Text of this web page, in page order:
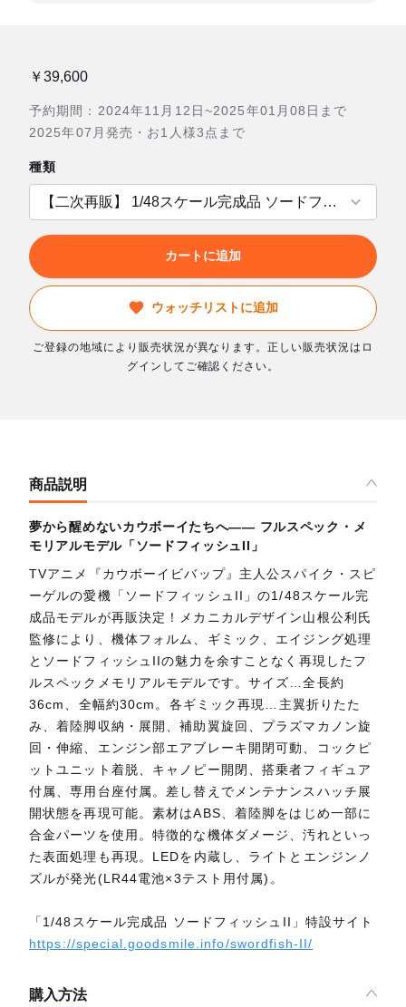
￥39,600
予約期間：2024年11月12日~2025年01月08日まで
2025年07月発売・お1人様3点まで
種類
カートに追加
ウォッチリストに追加
ご登録の地域により販売状況が異なります。正しい販売状況はロ
グインしてご確認ください。
商品説明
夢から醒めないカウボーイたちへ―― フルスペック・メ
モリアルモデル「ソードフィッシュII」
TVアニメ『カウボーイビバップ』主人公スパイク・スピ
ーゲルの愛機「ソードフィッシュII」の1/48スケール完
成品モデルが再販決定！メカニカルデザイン山根公利氏
監修により、機体フォルム、ギミック、エイジング処理
とソードフィッシュIIの魅力を余すことなく再現したフ
ルスペックメモリアルモデルです。サイズ…全長約
36cm、全幅約30cm。各ギミック再現…主翼折りたた
み、着陸脚収納・展開、補助翼旋回、プラズマカノン旋
回・伸縮、エンジン部エアブレーキ開閉可動、コックピ
ットユニット着脱、キャノピー開閉、搭乗者フィギュア
付属、専用台座付属。差し替えでメンテナンスハッチ展
開状態を再現可能。素材はABS、着陸脚をはじめ一部に
合金パーツを使用。特徴的な機体ダメージ、汚れといっ
た表面処理も再現。LEDを内蔵し、ライトとエンジンノ
ズルが発光(LR44電池×3テスト用付属)。
「1/48スケール完成品 ソードフィッシュII」特設サイト
https://special.goodsmile.info/swordfish-II/
購入方法